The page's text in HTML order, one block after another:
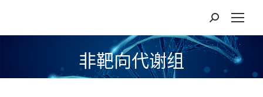
非靶向代谢组